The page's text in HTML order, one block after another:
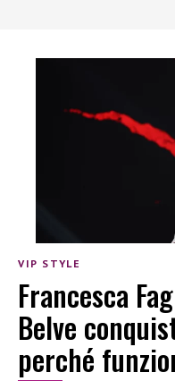
VIP STYLE
Francesca
Belve
perché